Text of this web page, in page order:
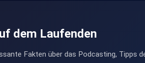
dem Laufenden
Fakten über das Podcasting, Tipps